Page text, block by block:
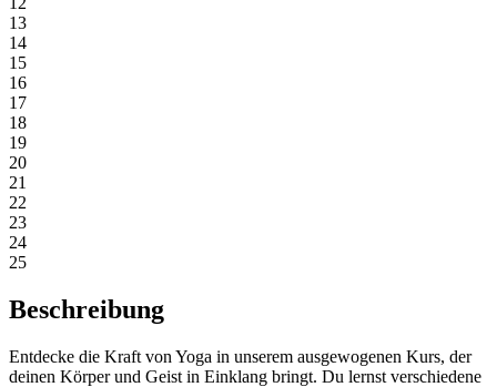
13
14
15
16
17
18
19
20
21
22
23
24
25
Beschreibung
Entdecke die Kraft von Yoga in unserem ausgewogenen Kurs, der
deinen Körper und Geist in Einklang bringt. Du lernst verschiedene